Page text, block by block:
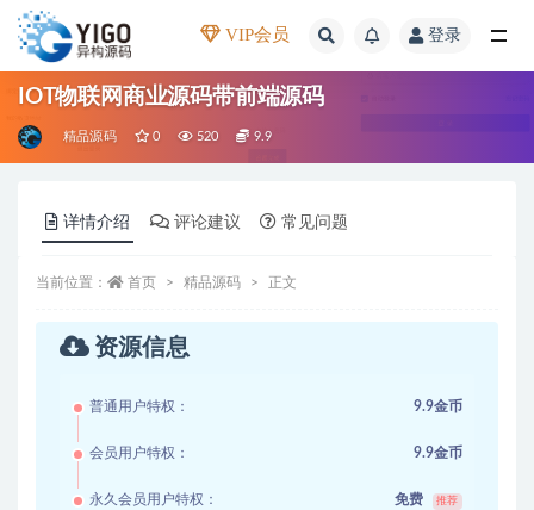
VIP会员 登录
IOT物联网商业源码带前端源码
精品源码 0 520 9.9
详情介绍 评论建议 常见问题
当前位置： 首页 精品源码 正文
资源信息
普通用户特权： 9.9金币
会员用户特权： 9.9金币
永久会员用户特权： 免费 推荐
全部